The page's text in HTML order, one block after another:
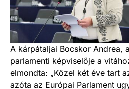
A kárpátaljai Bocskor Andrea,
parlamenti képviselője a
elmondta: „Közel két éve tart
azóta az Európai Parlament